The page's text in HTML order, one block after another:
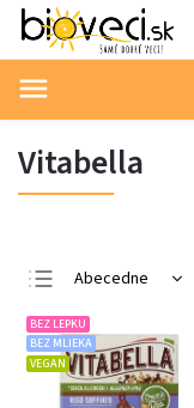
Vitabella
Abecedne
Najlacnejšie
Najdrahšie
Najpredávanejšie
BEZ LEPKU
BEZ MLIEKA
VEGAN